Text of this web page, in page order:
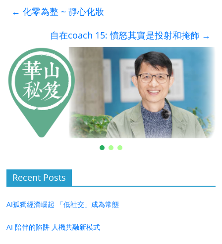
← 化零為整 ~ 靜心化妝
自在coach 15: 憤怒其實是投射和掩飾 →
Recent Posts
AI孤獨經濟崛起 「低社交」成為常態
AI 陪伴的陷阱 人機共融新模式